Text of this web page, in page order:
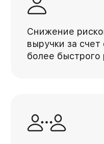
Снижение
выручки за
более быстрого